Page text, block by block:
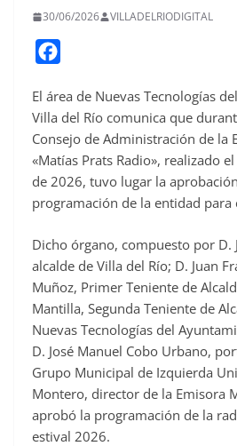
30/06/2026 VILLADELRIODIGITAL
c
e
b
o
o
El área de Nuevas Tecnologías
Villa del Río comunica que
Consejo de Administración de la
«Matías Prats Radio», realizado
de 2026, tuvo lugar la
programación de la entidad para
Dicho órgano, compuesto por D.
alcalde de Villa del Río; D. Juan
Muñoz, Primer Teniente de
Mantilla, Segunda Teniente de
Nuevas Tecnologías del
D. José Manuel Cobo Urbano,
Grupo Municipal de Izquierda
Montero, director de la Emisora
aprobó la programación de la
estival 2026.